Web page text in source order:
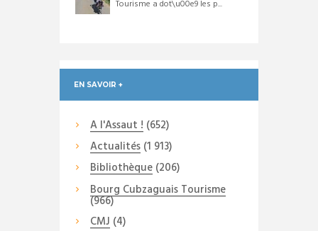
Tourisme a dot\u00e9 les p...
EN SAVOIR +
A l'Assaut ! (652)
Actualités(1 913)
Bibliothèque(206)
Bourg Cubzaguais Tourisme
(966)
CMJ (4)